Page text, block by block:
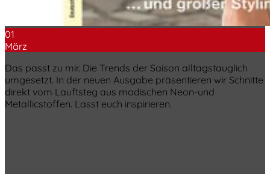
01
März
Das passt zu mir. Die Trends der Saison alltagstauglich
umgesetzt. In der neuen Ausgabe präsentieren wir Schnitte
direkt vom Lauftsteg aus modischen Neon-und
Metallicstoffen. Lasst euch inspirieren.